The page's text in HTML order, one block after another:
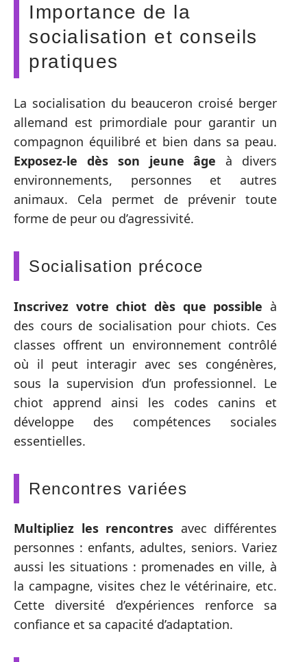
Importance de la
socialisation et conseils
pratiques
La socialisation du beauceron croisé berger
allemand est primordiale pour garantir un
compagnon équilibré et bien dans sa peau.
Exposez-le dès son jeune âge à divers
environnements, personnes et autres
animaux. Cela permet de prévenir toute
forme de peur ou d’agressivité.
Socialisation précoce
Inscrivez votre chiot dès que possible à
des cours de socialisation pour chiots. Ces
classes offrent un environnement contrôlé
où il peut interagir avec ses congénères,
sous la supervision d’un professionnel. Le
chiot apprend ainsi les codes canins et
développe des compétences sociales
essentielles.
Rencontres variées
Multipliez les rencontres avec différentes
personnes : enfants, adultes, seniors. Variez
aussi les situations : promenades en ville, à
la campagne, visites chez le vétérinaire, etc.
Cette diversité d’expériences renforce sa
confiance et sa capacité d’adaptation.